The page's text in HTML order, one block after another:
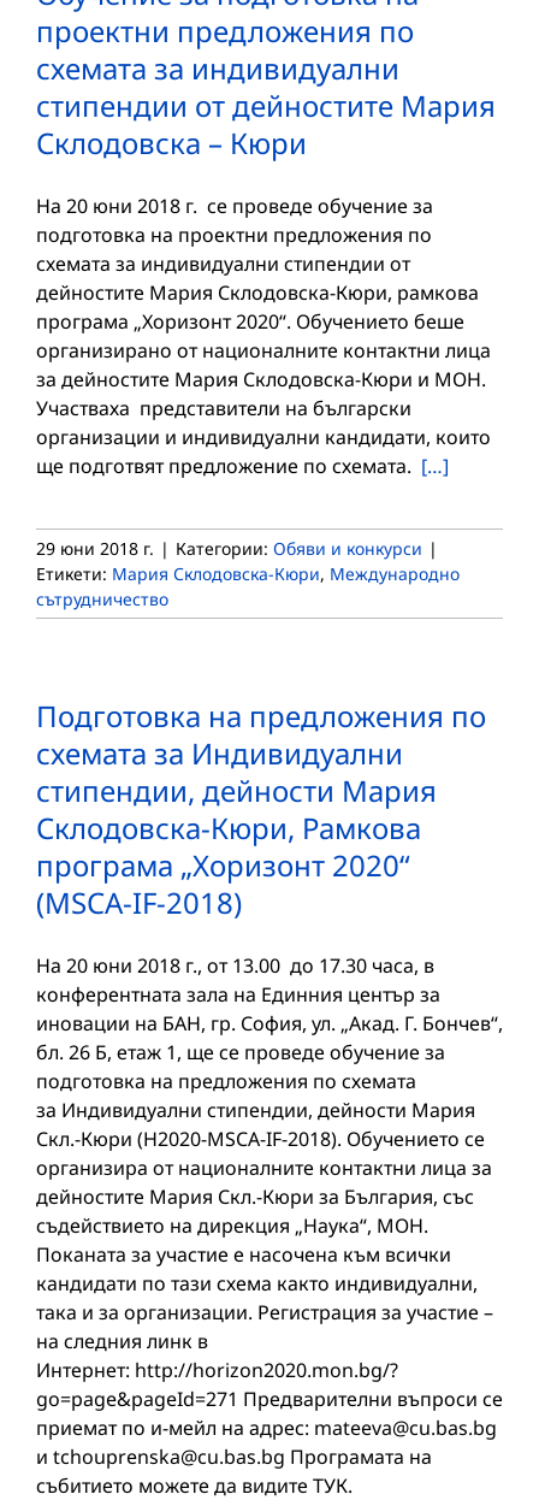
проектни предложения по
схемата за индивидуални
стипендии от дейностите Мария
Склодовска – Кюри
На 20 юни 2018 г. се проведе обучение за
подготовка на проектни предложения по
схемата за индивидуални стипендии от
дейностите Мария Склодовска-Кюри, рамкова
програма „Хоризонт 2020“. Обучението беше
организирано от националните контактни лица
за дейностите Мария Склодовска-Кюри и МОН.
Участваха представители на български
организации и индивидуални кандидати, които
ще подготвят предложение по схемата. […]
29 юни 2018 г. | Категории: Обяви и конкурси |
Етикети: Мария Склодовска-Кюри, Международно
сътрудничество
Подготовка на предложения по
схемата за Индивидуални
стипендии, дейности Мария
Склодовска-Кюри, Рамкова
програма „Хоризонт 2020“
(MSCA-IF-2018)
На 20 юни 2018 г., от 13.00 до 17.30 часа, в
конферентната зала на Единния център за
иновации на БАН, гр. София, ул. „Акад. Г. Бончев“,
бл. 26 Б, етаж 1, ще се проведе обучение за
подготовка на предложения по схемата
за Индивидуални стипендии, дейности Мария
Скл.-Кюри (Н2020-MSCA-IF-2018). Обучението се
организира от националните контактни лица за
дейностите Мария Скл.-Кюри за България, със
съдействието на дирекция „Наука“, МОН.
Поканата за участие е насочена към всички
кандидати по тази схема както индивидуални,
така и за организации. Регистрация за участие –
на следния линк в
Интернет: http://horizon2020.mon.bg/?
go=page&pageId=271 Предварителни въпроси се
приемат по и-мейл на адрес: mateeva@cu.bas.bg
и tchouprenska@cu.bas.bg Програмата на
събитието можете да видите ТУК.